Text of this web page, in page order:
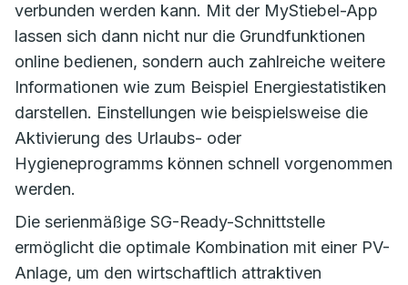
verbunden werden kann. Mit der MyStiebel-App
lassen sich dann nicht nur die Grundfunktionen
online bedienen, sondern auch zahlreiche weitere
Informationen wie zum Beispiel Energiestatistiken
darstellen. Einstellungen wie beispielsweise die
Aktivierung des Urlaubs- oder
Hygieneprogramms können schnell vorgenommen
werden.
Die serienmäßige SG-Ready-Schnittstelle
ermöglicht die optimale Kombination mit einer PV-
Anlage, um den wirtschaftlich attraktiven